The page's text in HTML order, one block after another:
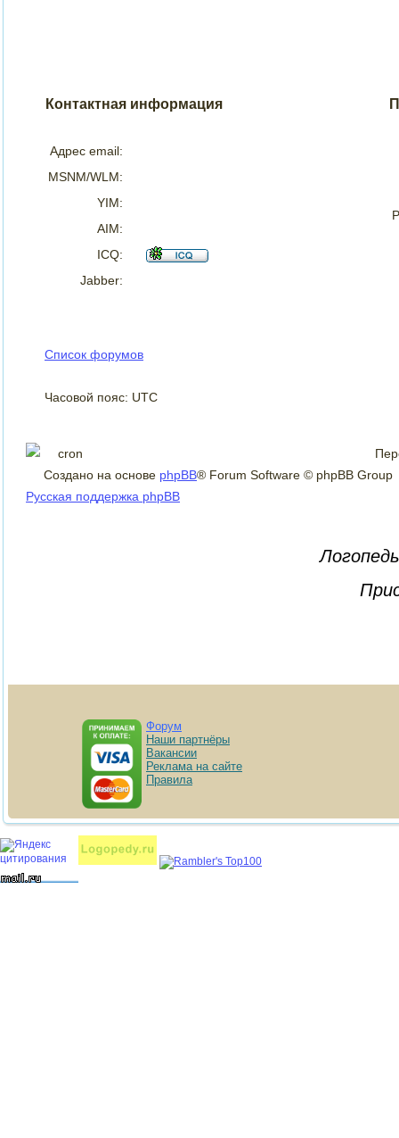
Контактная информация
Адрес email:
MSNM/WLM:
YIM:
AIM:
ICQ:
Jabber:
Список форумов
Часовой пояс: UTC
Создано на основе phpBB® Forum Software © phpBB Group
Русская поддержка phpBB
Форум
Наши партнёры
Вакансии
Реклама на сайте
Правила